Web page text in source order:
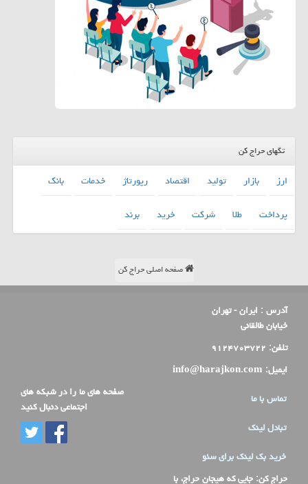
تگهای حراج کن
ارز بازار تولید اقتصاد رپورتاژ خدمات
بانك
پرداخت
طلا شركت خرید برند
صفحه اصلی حراج کن
آدرس : ایران - تهران
خیابان طالقانی
تلفن: ۹۱۲۴۷۰۳۷۲۲
ایمیل: info@harajkon.com
تماس با ما
تبادل لینک
خرید بک لینک برای سئو
حراج کن: جایی که هیجان حراج، با
صفحه های ما را در شبکه های
اجتماعی دنبال کنید